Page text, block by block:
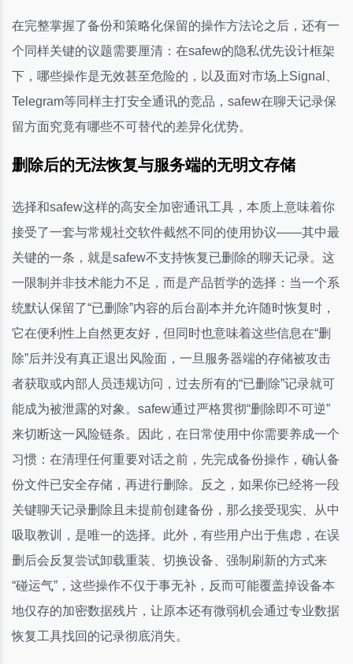
在完整掌握了备份和策略化保留的操作方法论之后，还有一
个同样关键的议题需要厘清：在safew的隐私优先设计框架
下，哪些操作是无效甚至危险的，以及面对市场上Signal、
Telegram等同样主打安全通讯的竞品，safew在聊天记录保
留方面究竟有哪些不可替代的差异化优势。
删除后的无法恢复与服务端的无明文存储
选择和safew这样的高安全加密通讯工具，本质上意味着你
接受了一套与常规社交软件截然不同的使用协议——其中最
关键的一条，就是safew不支持恢复已删除的聊天记录。这
一限制并非技术能力不足，而是产品哲学的选择：当一个系
统默认保留了“已删除”内容的后台副本并允许随时恢复时，
它在便利性上自然更友好，但同时也意味着这些信息在“删
除”后并没有真正退出风险面，一旦服务器端的存储被攻击
者获取或内部人员违规访问，过去所有的“已删除”记录就可
能成为被泄露的对象。safew通过严格贯彻“删除即不可逆”
来切断这一风险链条。因此，在日常使用中你需要养成一个
习惯：在清理任何重要对话之前，先完成备份操作，确认备
份文件已安全存储，再进行删除。反之，如果你已经将一段
关键聊天记录删除且未提前创建备份，那么接受现实、从中
吸取教训，是唯一的选择。此外，有些用户出于焦虑，在误
删后会反复尝试卸载重装、切换设备、强制刷新的方式来
“碰运气”，这些操作不仅于事无补，反而可能覆盖掉设备本
地仅存的加密数据残片，让原本还有微弱机会通过专业数据
恢复工具找回的记录彻底消失。